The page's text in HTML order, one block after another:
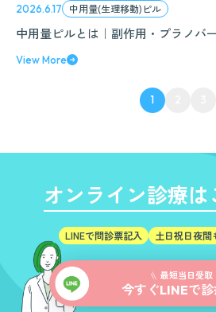
2026.6.17 中用量(生理移動)ピル
中用量ピルとは｜副作用・プラノバ
View More
1
オンライン診療は
LINEで問診票記入 土日祝日夜間
最短当日受取
今すぐLINEで